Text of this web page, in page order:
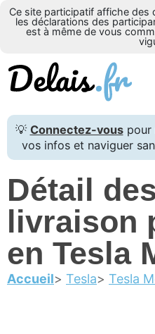
Ce site participatif affiche des
les déclarations des
est à même de vous
💡 Connectez-vouspour
vos infos et naviguer
Détail
livraison
en Tesla
Accueil Tesla Tesla